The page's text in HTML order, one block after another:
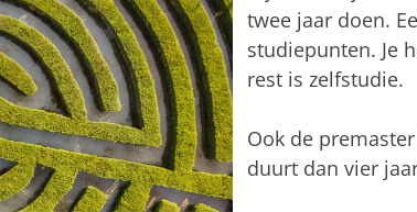
Via een pre-master
Extra informatie:
Premaster van 60 ECTS
- toch vaak ook kwetsbare levensfase -
ze te maken hebben gekregen met
te bespreken.
maar eenvergoedingop basis
twee jaar doen.
studiepunten. Je
rest is zelfstudie.
Ook de
duurt dan vier